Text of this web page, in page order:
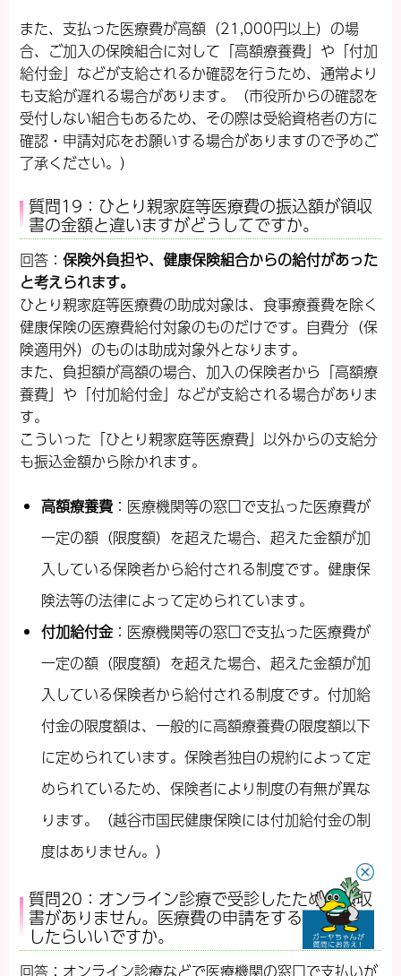
また、支払った医療費が高額（21,000円以上）の場
合、ご加入の保険組合に対して「高額療養費」や「付加
給付金」などが支給されるか確認を行うため、通常より
も支給が遅れる場合があります。（市役所からの確認を
受付しない組合もあるため、その際は受給資格者の方に
確認・申請対応をお願いする場合がありますので予めご
了承ください。）
質問19：ひとり親家庭等医療費の振込額が領収
書の金額と違いますがどうしてですか。
回答： 保険外負担や、健康保険組合からの給付があった
と考えられます。
ひとり親家庭等医療費の助成対象は、食事療養費を除く
健康保険の医療費給付対象のものだけです。自費分（保
険適用外）のものは助成対象外となります。
また、負担額が高額の場合、加入の保険者から「高額療
養費」や「付加給付金」などが支給される場合がありま
す。
こういった「ひとり親家庭等医療費」以外からの支給分
も振込金額から除かれます。
高額療養費 ：医療機関等の窓口で支払った医療費が
一定の額（限度額）を超えた場合、超えた金額が加
入している保険者から給付される制度です。健康保
険法等の法律によって定められています。
付加給付金 ：医療機関等の窓口で支払った医療費が
一定の額（限度額）を超えた場合、超えた金額が加
入している保険者から給付される制度です。付加給
付金の限度額は、一般的に高額療養費の限度額以下
に定められています。保険者独自の規約によって定
められているため、保険者により制度の有無が異な
ります。（越谷市国民健康保険には付加給付金の制
度はありません。）
質問20：オンライン診療で受診したため、領収
書がありません。医療費の申請をするにはどう
したらいいですか。
回答：オンライン診療などで医療機関の窓口で支払いが